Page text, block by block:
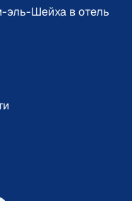
эль-Шейха в отель